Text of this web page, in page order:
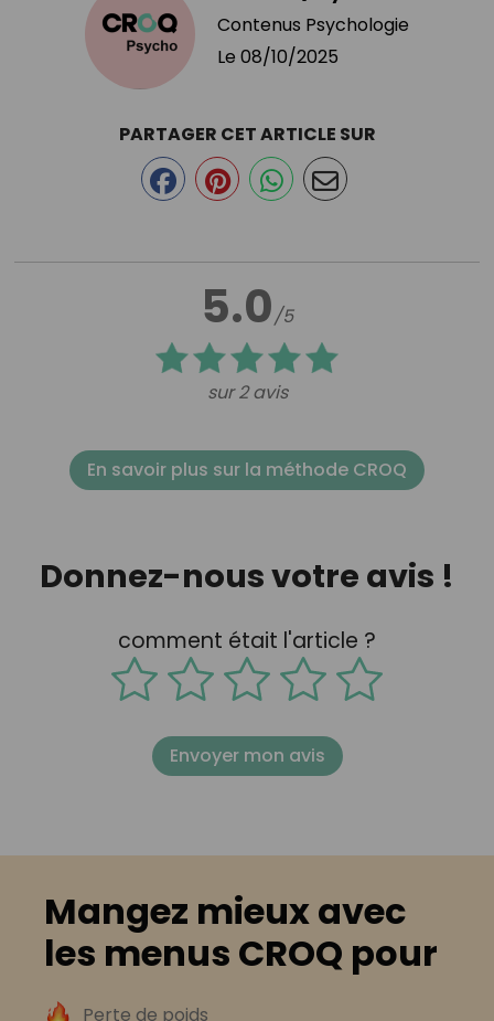
Contenus Psychologie
Le 08/10/2025
5.0/5
sur 2 avis
PARTAGER CET ARTICLE SUR
En savoir plus sur la méthode CROQ
Donnez-nous votre avis !
comment était l'article ?
Envoyer mon avis
Mangez mieux avec
les menus CROQ pour
Perte de poids